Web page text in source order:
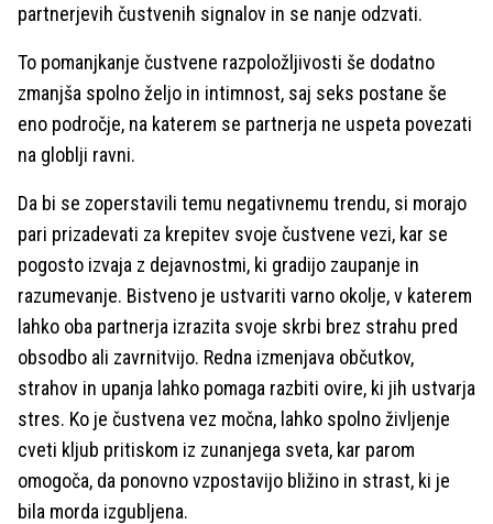
partnerjevih čustvenih signalov in se nanje odzvati.
To pomanjkanje čustvene razpoložljivosti še dodatno
zmanjša spolno željo in intimnost, saj seks postane še
eno področje, na katerem se partnerja ne uspeta povezati
na globlji ravni.
Da bi se zoperstavili temu negativnemu trendu, si morajo
pari prizadevati za krepitev svoje čustvene vezi, kar se
pogosto izvaja z dejavnostmi, ki gradijo zaupanje in
razumevanje. Bistveno je ustvariti varno okolje, v katerem
lahko oba partnerja izrazita svoje skrbi brez strahu pred
obsodbo ali zavrnitvijo. Redna izmenjava občutkov,
strahov in upanja lahko pomaga razbiti ovire, ki jih ustvarja
stres. Ko je čustvena vez močna, lahko spolno življenje
cveti kljub pritiskom iz zunanjega sveta, kar parom
omogoča, da ponovno vzpostavijo bližino in strast, ki je
bila morda izgubljena.